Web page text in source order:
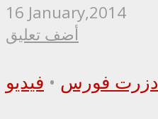
16 January,2014
أضف تعليق
دزرت فورس • فيديو